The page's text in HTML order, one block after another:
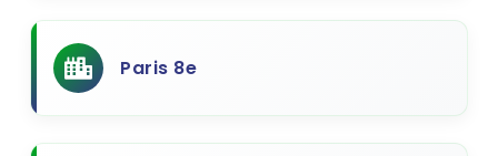
Paris 8e